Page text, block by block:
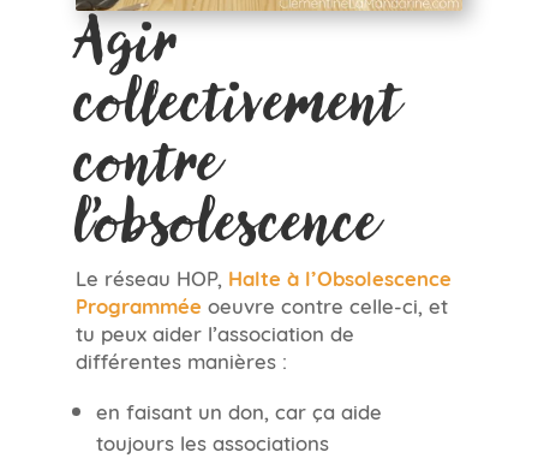
Agir
collectivement
contre
l’obsolescence
Le réseau HOP, Halte à l’Obsolescence
Programmée oeuvre contre celle-ci, et
tu peux aider l’association de
différentes manières :
en faisant un don, car ça aide
toujours les associations